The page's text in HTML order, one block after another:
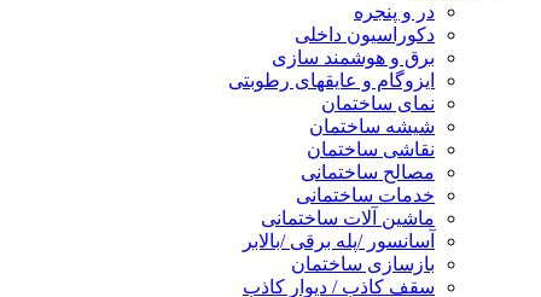
در و پنجره
دکوراسیون داخلی
برق و هوشمند سازی
ایزوگام و عایقهای رطوبتی
نمای ساختمان
شیشه ساختمان
نقاشی ساختمان
مصالح ساختمانی
خدمات ساختمانی
ماشین آلات ساختمانی
آسانسور /پله برقی /بالابر
بازسازی ساختمان
سقف کاذب / دیوار کاذب